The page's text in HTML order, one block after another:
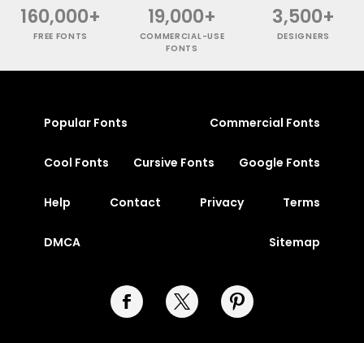
160,000+
FREE FONTS
19,000+
COMMERCIAL-USE
FONTS
3,500+
DESIGNERS
Popular Fonts Commercial Fonts
Cool Fonts Cursive Fonts Google Fonts
Help Contact Privacy Terms
DMCA Sitemap